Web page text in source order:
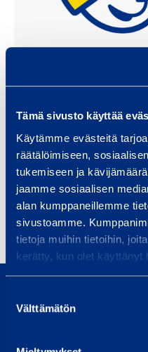
Tämä sivusto käyttää
Käytämme evästeitä
räätälöimiseen,
tukemiseen ja
jaamme sosiaalisen
alan kumppaneillemme
sivustoamme.
tietoja muihin tietoihin,
kerätty, kun olet käyttänyt
valinta
Välttämätön
Taru Lainela
Marketing Specialist
0800 171 414
Vi svarar vanligtvis